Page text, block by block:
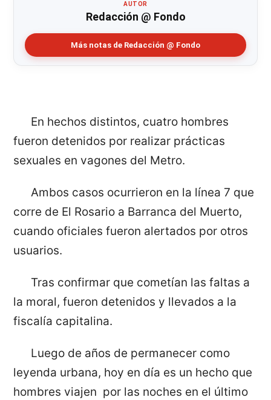
AUTOR
Redacción @ Fondo
Más notas de Redacción @ Fondo
En hechos distintos, cuatro hombres
fueron detenidos por realizar prácticas
sexuales en vagones del Metro.
Ambos casos ocurrieron en la línea 7 que
corre de El Rosario a Barranca del Muerto,
cuando oficiales fueron alertados por otros
usuarios.
Tras confirmar que cometían las faltas a
la moral, fueron detenidos y llevados a la
fiscalía capitalina.
Luego de años de permanecer como
leyenda urbana, hoy en día es un hecho que
hombres viajen por las noches en el último